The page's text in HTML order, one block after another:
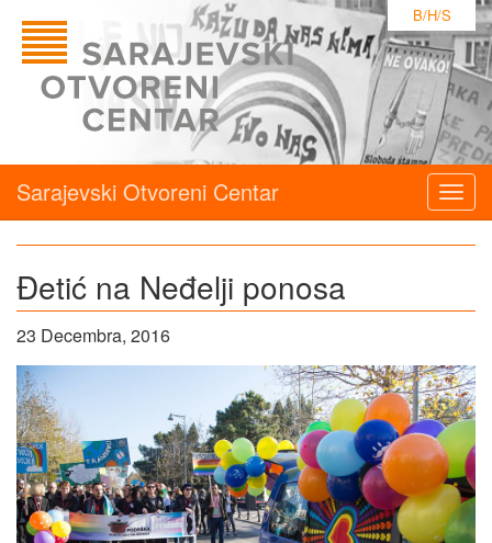
B/H/S
Sarajevski Otvoreni Centar
Đetić na Neđelji ponosa
23 Decembra, 2016